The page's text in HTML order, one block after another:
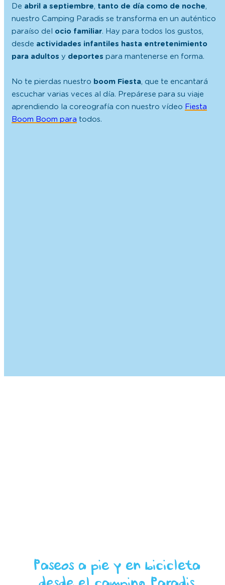
De abril a septiembre, tanto de día como de noche,
nuestro Camping Paradis se transforma en un auténtico
paraíso del ocio familiar. Hay para todos los gustos,
desde actividades infantiles hasta entretenimiento
para adultos y deportes para mantenerse en forma.
No te pierdas nuestro boom Fiesta, que te encantará
escuchar varias veces al día. Prepárese para su viaje
aprendiendo la coreografía con nuestro vídeo Fiesta
Boom Boom para todos.
Paseos a pie y en bicicleta